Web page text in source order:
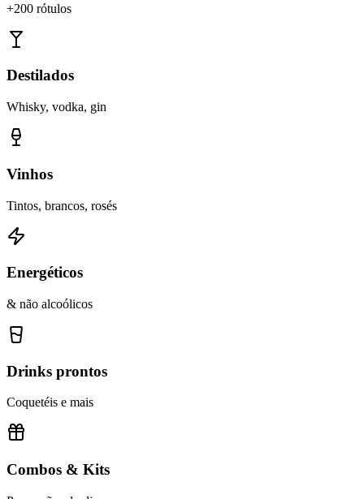
+200 rótulos
Destilados
Whisky, vodka, gin
Vinhos
Tintos, brancos, rosés
Energéticos
& não alcoólicos
Drinks prontos
Coquetéis e mais
Combos & Kits